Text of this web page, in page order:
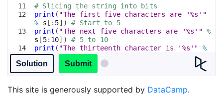
11
12
13
14
# Slicing the string into bits
print ( "The first five characters are '%s'"
%
s [ : 5])
# Start to 5
print ( "The next five characters are '%s'" %
s [ 5: 10])
# 5 to 10
print ( "The thirteenth character is '%s'"
%
s[12]) # Just number 12
Solution Submit
This site is generously supported by DataCamp.